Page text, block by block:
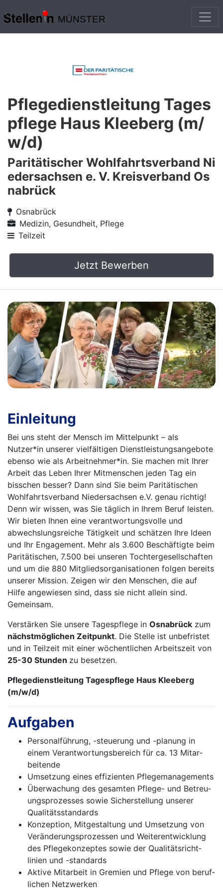
MÜNSTER
Pflegedienstleitung Tages
pflege Haus Kleeberg (m/
w/d)
Paritätischer Wohlfahrtsverband Ni
edersachsen e. V. Kreisverband Os
nabrück
Osnabrück
Medizin, Gesundheit, Pflege
Teilzeit
Jetzt Bewerben
Einleitung
Bei uns steht der Mensch im Mittelpunkt – als
Nutzer*in unserer vielfältigen Dienstleistungsangebote
ebenso wie als Arbeitnehmer*in. Sie machen mit Ihrer
Arbeit das Leben Ihrer Mitmenschen jeden Tag ein
bisschen besser? Dann sind Sie beim Paritätischen
Wohlfahrtsverband Niedersachsen e.V. genau richtig!
Denn wir wissen, was Sie täglich in Ihrem Beruf leisten.
Wir bieten Ihnen eine verantwortungsvolle und
abwechslungsreiche Tätigkeit und schätzen Ihre Ideen
und Ihr Engagement. Mehr als 3.600 Beschäftigte beim
Paritätischen, 7.500 bei unseren Tochtergesellschaften
und um die 880 Mitgliedsorganisationen folgen bereits
unserer Mission. Zeigen wir den Menschen, die auf
Hilfe angewiesen sind, dass sie nicht allein sind.
Gemeinsam.
Verstärken Sie unsere Tagespflege in Osnabrück zum
nächstmöglichen Zeitpunkt. Die Stelle ist unbefristet
und in Teilzeit mit einer wöchentlichen Arbeitszeit von
25-30 Stunden zu besetzen.
Pflegedienstleitung Tagespflege Haus Kleeberg
(m/w/d)
Aufgaben
Personalführung, -steuerung und -planung in
einem Verantwortungsbereich für ca. 13 Mitar­
beitende
Umsetzung eines effizienten Pflegemanage­ments
Überwachung des gesamten Pflege- und Betreu­
ungsprozesses sowie Sicherstellung unserer
Qualitätsstandards
Konzeption, Mitgestaltung und Umsetzung von
Veränderungsprozessen und Weiterentwicklung
des Pflegekonzeptes sowie der Qualitäts­richt­
linien und -standards
Aktive Mitarbeit in Gremien und Pflege von beruf­
lichen Netzwerken